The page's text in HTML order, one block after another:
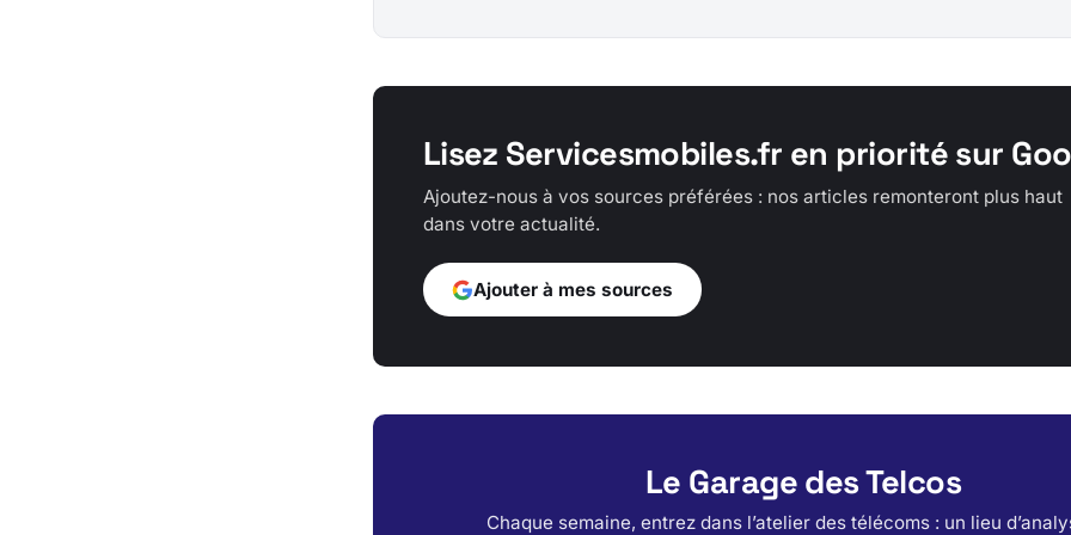
Lisez Servicesmobiles.fr en priorité sur
Ajoutez-nous à vos sources préférées : nos articles remonteront plus haut
dans votre actualité.
Ajouter à mes sources
Le Garage des Telcos
Chaque semaine, entrez dans l’atelier des télécoms : un lieu